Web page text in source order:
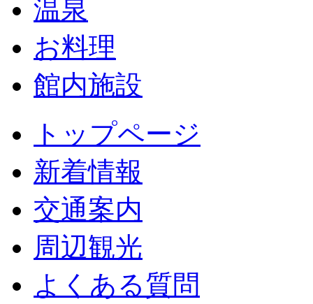
温泉
お料理
館内施設
トップページ
新着情報
交通案内
周辺観光
よくある質問